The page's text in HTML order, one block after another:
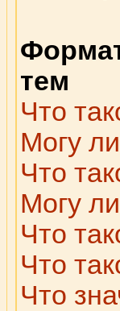
тем
Что
Могу
Что
Могу
Что
Что
Что